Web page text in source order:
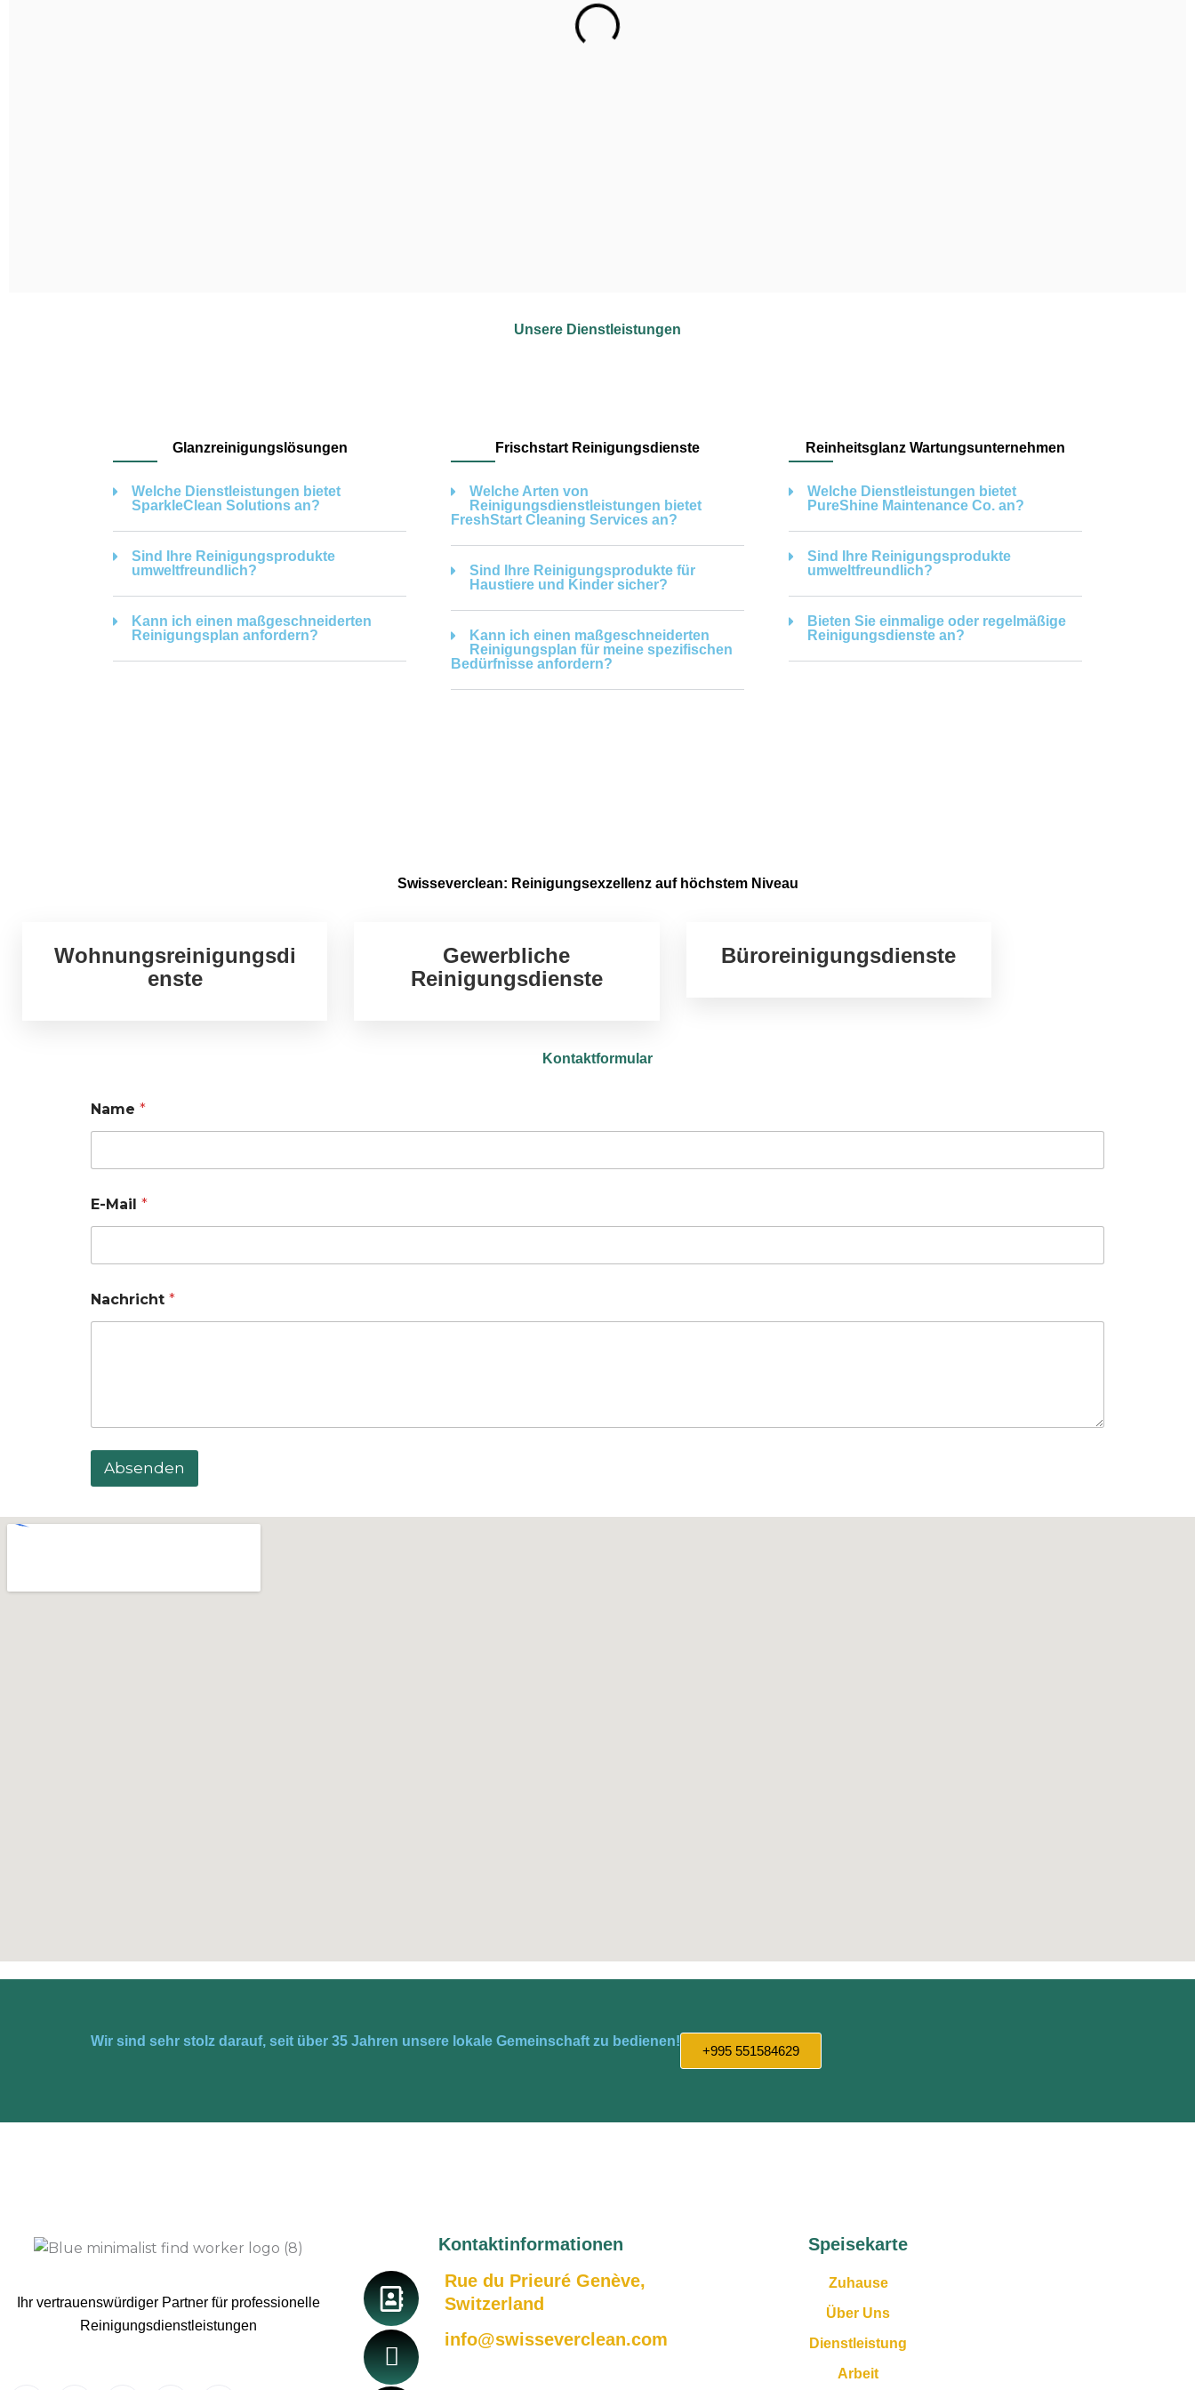
Unsere Dienstleistungen
Glanzreinigungslösungen
Welche Dienstleistungen bietet
SparkleClean Solutions an?
Sind Ihre Reinigungsprodukte
umweltfreundlich?
Kann ich einen maßgeschneiderten
Reinigungsplan anfordern?
Frischstart Reinigungsdienste
Welche Arten von
Reinigungsdienstleistungen bietet
FreshStart Cleaning Services an?
Sind Ihre Reinigungsprodukte für
Haustiere und Kinder sicher?
Kann ich einen maßgeschneiderten
Reinigungsplan für meine spezifischen
Bedürfnisse anfordern?
Reinheitsglanz Wartungsunternehmen
Welche Dienstleistungen bietet
PureShine Maintenance Co. an?
Sind Ihre Reinigungsprodukte
umweltfreundlich?
Bieten Sie einmalige oder regelmäßige
Reinigungsdienste an?
Swisseverclean: Reinigungsexzellenz auf höchstem Niveau
Wohnungsreinigungsdi
enste
Gewerbliche
Reinigungsdienste
Büroreinigungsdienste
Kontaktformular
Name *
E-Mail *
Nachricht *
Absenden
Wir sind sehr stolz darauf, seit über 35 Jahren unsere lokale Gemeinschaft zu bedienen!
+995 551584629
Ihr vertrauenswürdiger Partner für professionelle
Reinigungsdienstleistungen
Kontaktinformationen
Rue du Prieuré Genève,
Switzerland
info@swisseverclean.com
Speisekarte
Zuhause
Über Uns
Dienstleistung
Arbeit